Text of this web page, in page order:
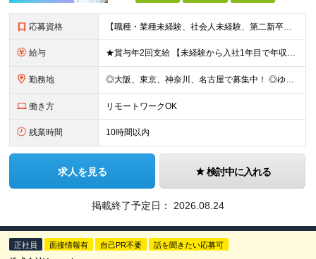
応募資格 【職種・業種未経験、社会人未経験、第二新卒、歓迎します】 ◆35歳以下の方 └長期キャリア形成のため、年齢制限をかけた募集となります。 ◆学歴不問 《こんな方に向いています！》 ■自身のスキルアップ
給与 ★賞与年2回支給 【未経験から入社1年目で年収48万円以上UPも目指せる◎】 研修に加え、バディ制度も整備。不安なことがあれば丁寧にフォローします。 頑張り次第で収入アップが可能で、入社1年目で年収
勤務地 ◎大阪、東京、神奈川、名古屋で募集中！ ◎ゆくゆくはフルリモートもOK！ ◎駅チカ！ ◎勤務地は、希望を考慮のうえ決定いたします。 ◎転居を伴う転勤はありません。 【転勤なし／希望勤務地は考
働き方 リモートワークOK
残業時間 10時間以内
求人を見る 検討中に入れる
掲載終了予定日： 2026.08.24
正社員 面接情報有 自己PR不要 話を聞きたい応募可